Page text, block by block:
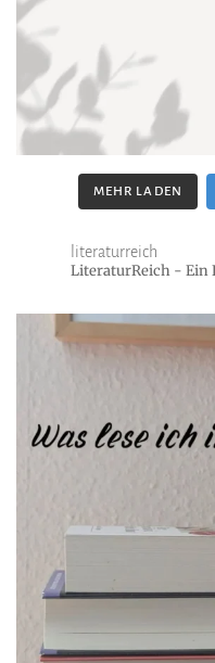
MEHR LADEN
literaturreich
LiteraturReich - Ein